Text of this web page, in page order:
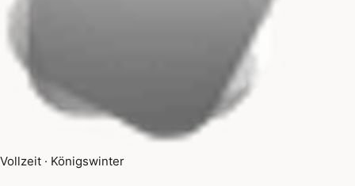
Vollzeit · Königswinter